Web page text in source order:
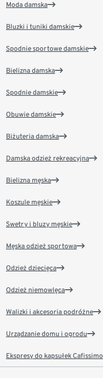
Moda damska
Bluzki i tuniki damskie
Spodnie sportowe damskie
Bielizna damska
Spodnie damskie
Obuwie damskie
Biżuteria damska
Damska odzież rekreacyjna
Bielizna męska
Koszule męskie
Swetry i bluzy męskie
Męska odzież sportowa
Odzież dziecięca
Odzież niemowlęca
Walizki i akcesoria podróżne
Urządzanie domu i ogrodu
Ekspresy do kapsułek Cafissimo